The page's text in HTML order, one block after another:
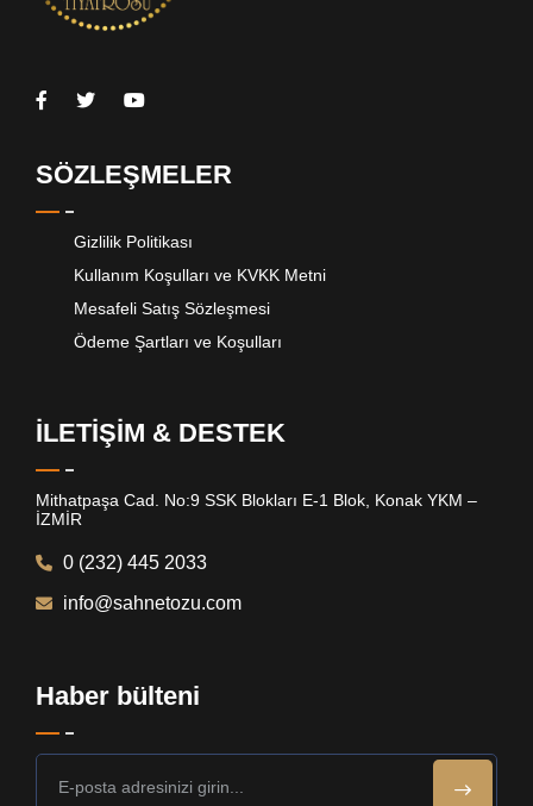
SÖZLEŞMELER
Gizlilik Politikası
Kullanım Koşulları ve KVKK Metni
Mesafeli Satış Sözleşmesi
Ödeme Şartları ve Koşulları
İLETİŞİM & DESTEK
Mithatpaşa Cad. No:9 SSK Blokları E-1 Blok, Konak YKM –
İZMİR
0 (232) 445 2033
info@sahnetozu.com
Haber bülteni